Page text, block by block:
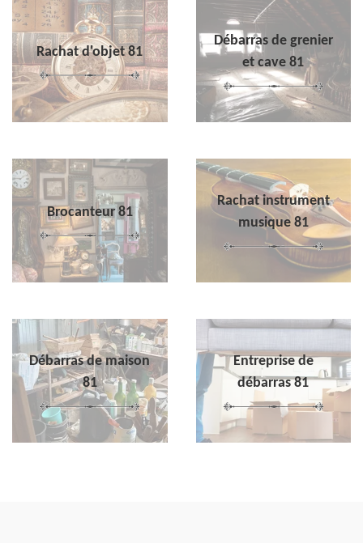
Rachat d'objet 81
Débarras de grenier
et cave 81
Brocanteur 81
Rachat instrument
musique 81
Débarras de maison
81
Entreprise de
débarras 81